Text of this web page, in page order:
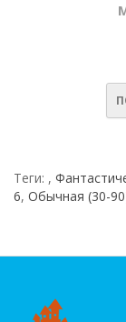
Теги: ,
6, Обычная (30-